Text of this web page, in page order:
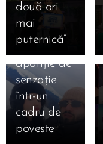
două ori
mai
puternică”
21.01.2026
Kira și
Moldo,
apariție de
senzație
într-un
cadru de
poveste
12.01.2026
Cine este
Danciu
Marius,